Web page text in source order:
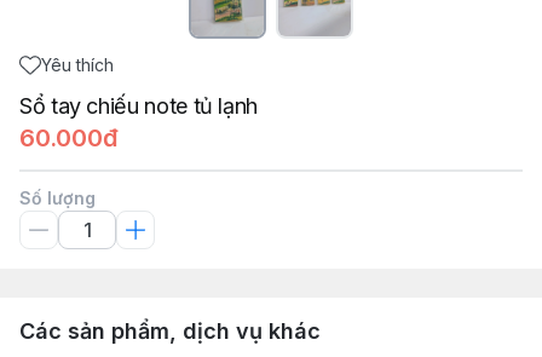
Yêu thích
Sổ tay chiếu note tủ lạnh
60.000đ
Số lượng
Các sản phẩm, dịch vụ khác